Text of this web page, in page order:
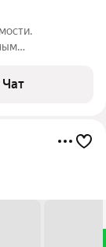
клуб
Чат